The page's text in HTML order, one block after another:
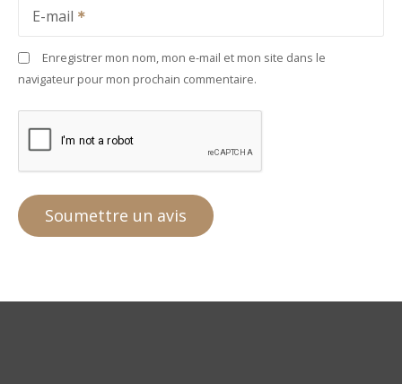
E-mail
Enregistrer mon nom, mon e-mail et mon site dans le
navigateur pour mon prochain commentaire.